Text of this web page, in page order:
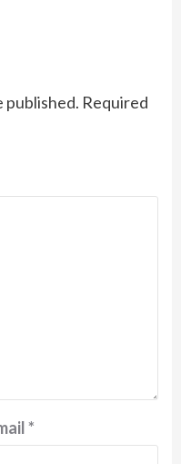
published. Required
*